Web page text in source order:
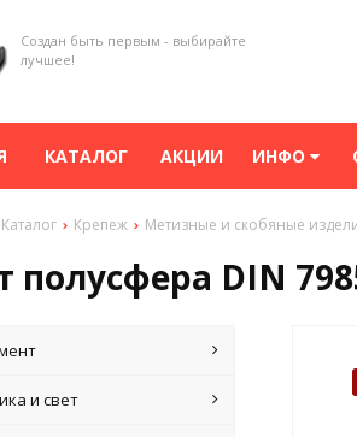
Создан быть первым - выбирайте
лучшее!
КАТАЛОГ АКЦИИ ИНФО
Каталог Крепеж Метизные и скобяные
полусфера DIN
и свет